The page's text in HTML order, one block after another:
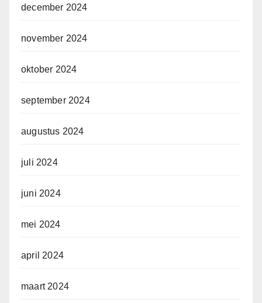
december 2024
november 2024
oktober 2024
september 2024
augustus 2024
juli 2024
juni 2024
mei 2024
april 2024
maart 2024